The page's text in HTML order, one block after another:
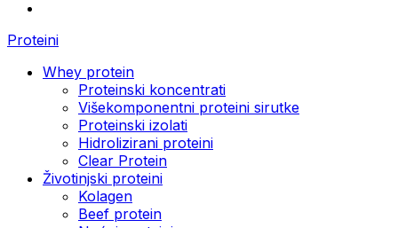
Proteini
Whey protein
Proteinski koncentrati
Višekomponentni proteini sirutke
Proteinski izolati
Hidrolizirani proteini
Clear Protein
Životinjski proteini
Kolagen
Beef protein